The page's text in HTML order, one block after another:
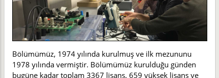
Bölümümüz, 1974 yılında kurulmuş ve ilk mezununu
1978 yılında vermiştir. Bölümümüz kurulduğu günden
bugüne kadar toplam 3367 lisans, 659 yüksek lisans ve